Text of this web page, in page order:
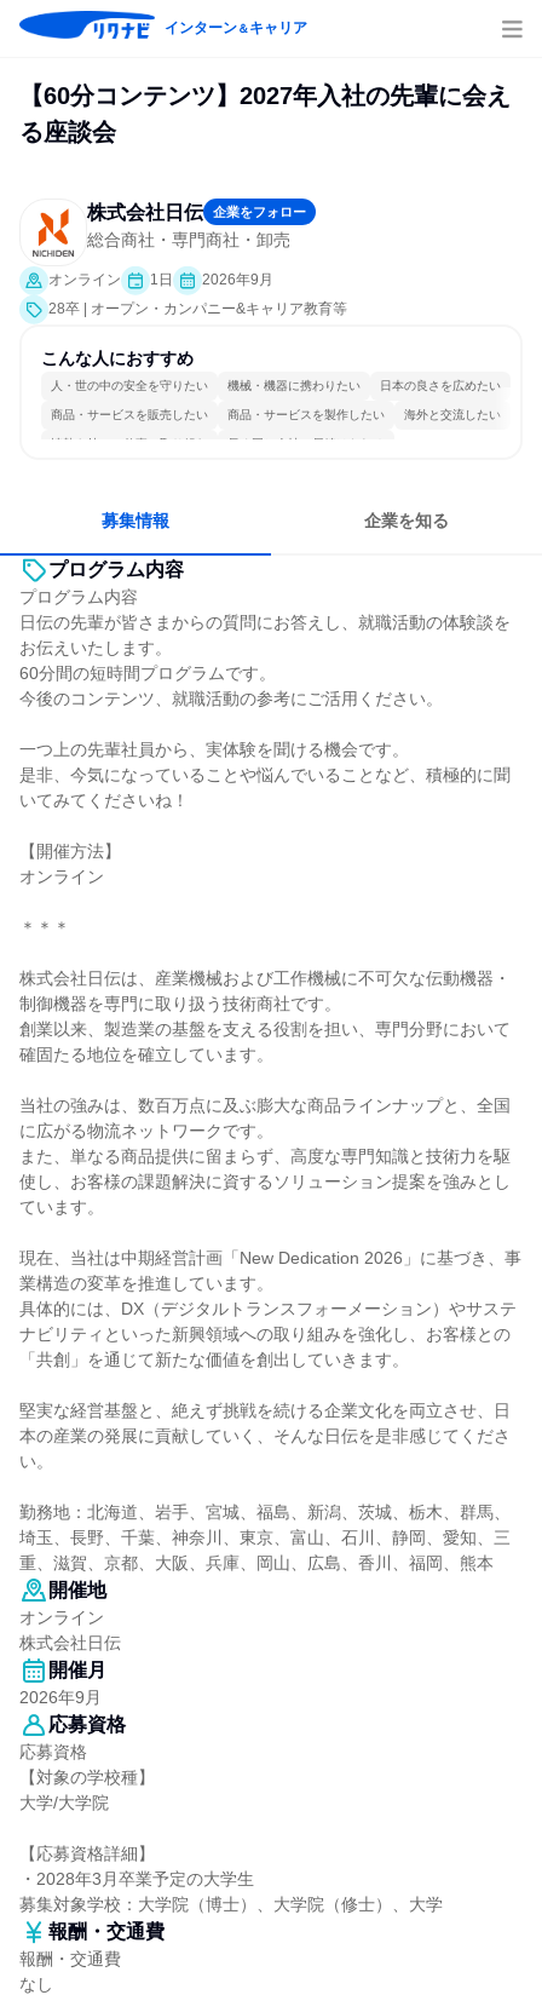
インターン＆キャリア
【60分コンテンツ】2027年入社の先輩に会え
る座談会
株式会社日伝 企業をフォロー
総合商社・専門商社・卸売
オンライン 1日
2026年9月
28卒 | オープン・カンパニー&キャリア教育等
こんな人におすすめ
人・世の中の安全を守りたい 機械・機器に携わりたい 日本の良さを広めたい
商品・サービスを販売したい 商品・サービスを製作したい 海外と交流したい
情熱を持って仕事に取り組む 長く同じ会社に居続けられる
募集情報 企業を知る
プログラム内容
プログラム内容
日伝の先輩が皆さまからの質問にお答えし、就職活動の体験談を
お伝えいたします。
60分間の短時間プログラムです。
今後のコンテンツ、就職活動の参考にご活用ください。
一つ上の先輩社員から、実体験を聞ける機会です。
是非、今気になっていることや悩んでいることなど、積極的に聞
いてみてくださいね！
【開催方法】
オンライン
＊＊＊
株式会社日伝は、産業機械および工作機械に不可欠な伝動機器・
制御機器を専門に取り扱う技術商社です。
創業以来、製造業の基盤を支える役割を担い、専門分野において
確固たる地位を確立しています。
当社の強みは、数百万点に及ぶ膨大な商品ラインナップと、全国
に広がる物流ネットワークです。
また、単なる商品提供に留まらず、高度な専門知識と技術力を駆
使し、お客様の課題解決に資するソリューション提案を強みとし
ています。
現在、当社は中期経営計画「New Dedication 2026」に基づき、事
業構造の変革を推進しています。
具体的には、DX（デジタルトランスフォーメーション）やサステ
ナビリティといった新興領域への取り組みを強化し、お客様との
「共創」を通じて新たな価値を創出していきます。
堅実な経営基盤と、絶えず挑戦を続ける企業文化を両立させ、日
本の産業の発展に貢献していく、そんな日伝を是非感じてくださ
い。
勤務地：北海道、岩手、宮城、福島、新潟、茨城、栃木、群馬、
埼玉、長野、千葉、神奈川、東京、富山、石川、静岡、愛知、三
重、滋賀、京都、大阪、兵庫、岡山、広島、香川、福岡、熊本
開催地
オンライン
株式会社日伝
開催月
2026年9月
応募資格
応募資格
【対象の学校種】
大学/大学院
【応募資格詳細】
・2028年3月卒業予定の大学生
募集対象学校：大学院（博士）、大学院（修士）、大学
報酬・交通費
報酬・交通費
なし